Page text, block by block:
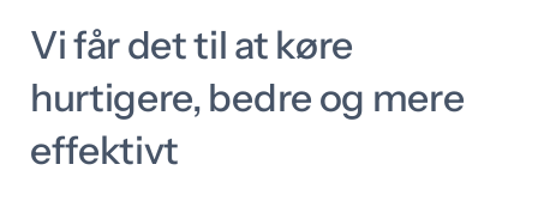
Vi får det til at køre
hurtigere, bedre og mere
effektivt